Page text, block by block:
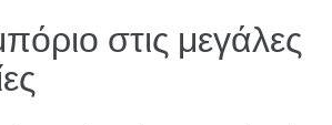
στις μεγάλες